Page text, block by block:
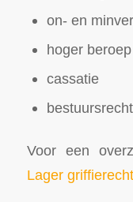
on- en
hoger beroep
cassatie
bestuursrecht
Voor een
Lager